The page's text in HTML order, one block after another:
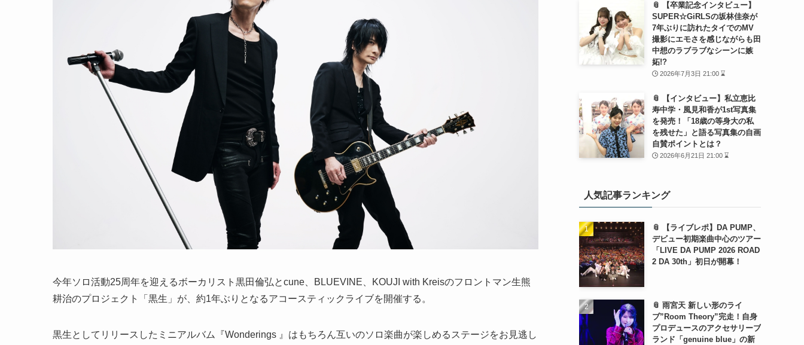
今年ソロ活動25周年を迎えるボーカリスト黒田倫弘とcune、BLUEVINE、KOUJI with Kreisのフロントマン生熊
耕治のプロジェクト「黒生」が、約1年ぶりとなるアコースティックライブを開催する。
黒生としてリリースしたミニアルバム『Wonderings 』はもちろん互いのソロ楽曲が楽しめるステージをお見逃し
📎 【卒業記念インタビュー】
SUPER☆GiRLSの坂林佳奈が
7年ぶりに訪れたタイでのMV
撮影にエモさを感じながらも田
中想のラブラブなシーンに嫉
妬!?
2026年7月3日 21:00 ⌛
📎 【インタビュー】私立恵比
寿中学・風見和香が1st写真集
を発売！「18歳の等身大の私
を残せた」と語る写真集の自画
自賛ポイントとは？
2026年6月21日 21:00 ⌛
人気記事ランキング
📎 【ライブレポ】DA PUMP、
デビュー初期楽曲中心のツアー
「LIVE DA PUMP 2026 ROAD
2 DA 30th」初日が開幕！
📎 雨宮天 新しい形のライ
ブ”Room Theory”完走！自身
プロデュースのアクセサリーブ
ランド「genuine blue」の新